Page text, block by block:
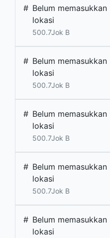
# Belum memasukkan
lokasi
500.7Jok B
# Belum memasukkan
lokasi
500.7Jok B
# Belum memasukkan
lokasi
500.7Jok B
# Belum memasukkan
lokasi
500.7Jok B
# Belum memasukkan
lokasi